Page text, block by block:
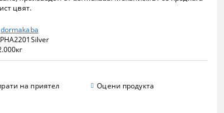
цвят.
dormakaba
кг
на приятел Оцени продукта